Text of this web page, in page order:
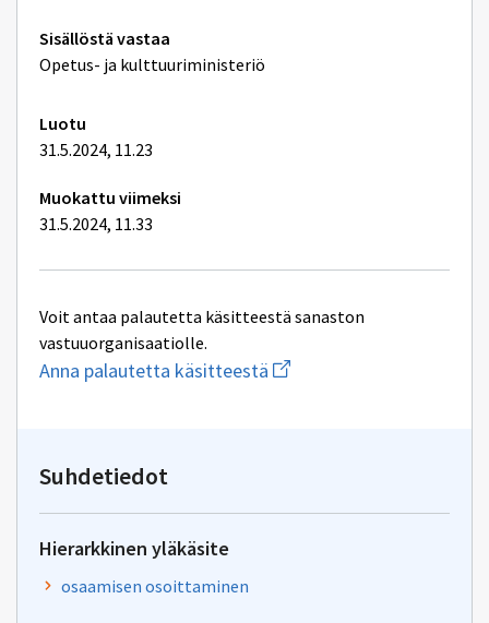
Tekniset
lisätiedot
Sisällöstä vastaa
Opetus- ja kulttuuriministeriö
Luotu
31.5.2024, 11.23
Muokattu viimeksi
31.5.2024, 11.33
Voit antaa palautetta käsitteestä sanaston
vastuuorganisaatiolle.
Anna palautetta käsitteestä Aloita
uuden
Suhdetiedot
Hierarkkinen yläkäsite
osaamisen osoittaminen